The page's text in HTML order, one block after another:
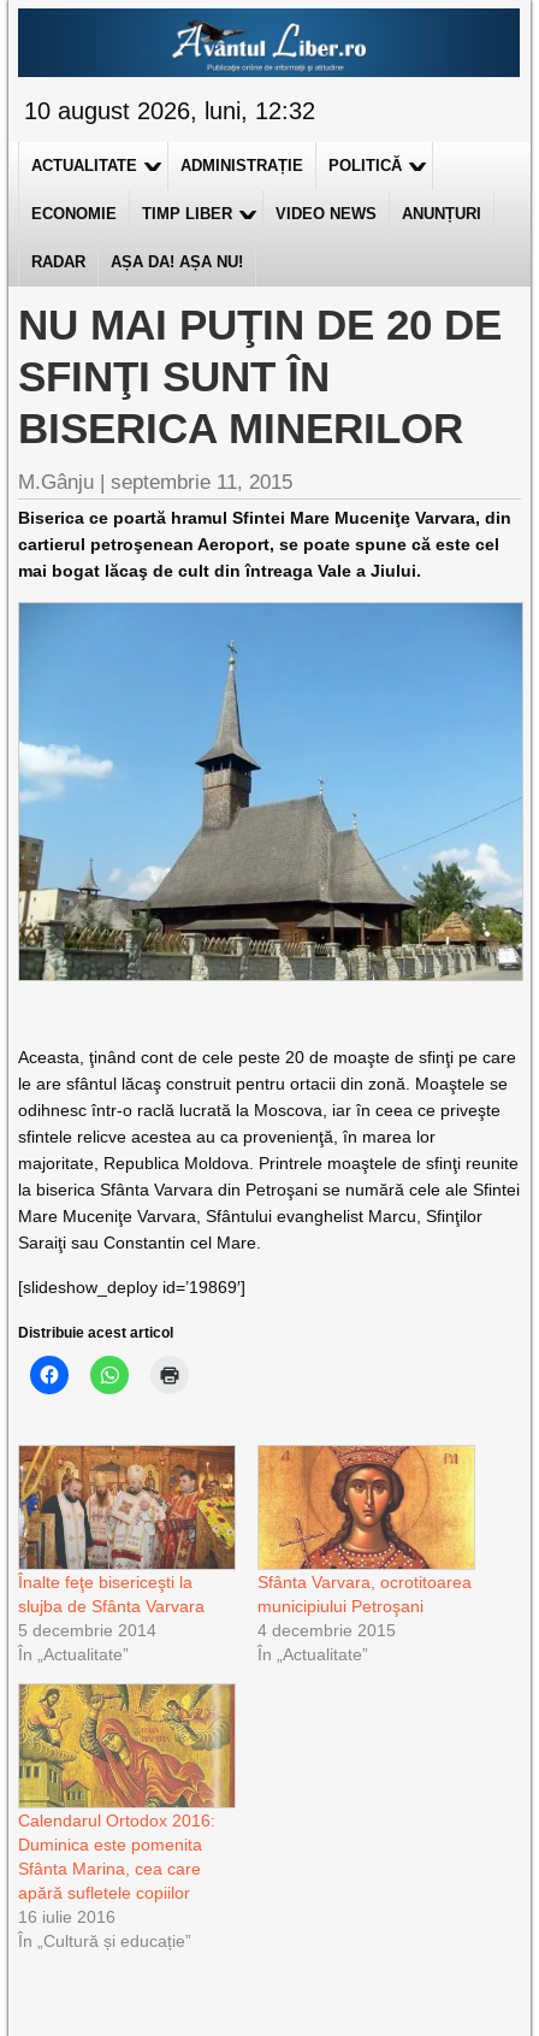
10 august 2026, luni, 12:32
ACTUALITATE ADMINISTRAȚIE POLITICĂ
ECONOMIE TIMP LIBER VIDEO NEWS ANUNȚURI
RADAR AȘA DA! AȘA NU!
NU MAI PUŢIN DE 20 DE
SFINŢI SUNT ÎN
BISERICA MINERILOR
M.Gânju |septembrie 11, 2015
Biserica ce poartă hramul Sfintei Mare Muceniţe Varvara, din
cartierul petroşenean Aeroport, se poate spune că este cel
mai bogat lăcaş de cult din întreaga Vale a Jiului.
Aceasta, ţinând cont de cele peste 20 de moaşte de sfinţi pe care
le are sfântul lăcaş construit pentru ortacii din zonă. Moaştele se
odihnesc într-o raclă lucrată la Moscova, iar în ceea ce priveşte
sfintele relicve acestea au ca provenienţă, în marea lor
majoritate, Republica Moldova. Printrele moaştele de sfinţi reunite
la biserica Sfânta Varvara din Petroşani se numără cele ale Sfintei
Mare Muceniţe Varvara, Sfântului evanghelist Marcu, Sfinţilor
Saraiţi sau Constantin cel Mare.
[slideshow_deploy id=’19869′]
Distribuie acest articol
Înalte feţe bisericeşti la
slujba de Sfânta Varvara
5 decembrie 2014
În „Actualitate”
Sfânta Varvara, ocrotitoarea
municipiului Petroşani
4 decembrie 2015
În „Actualitate”
Calendarul Ortodox 2016:
Duminica este pomenita
Sfânta Marina, cea care
apără sufletele copiilor
16 iulie 2016
În „Cultură și educație”